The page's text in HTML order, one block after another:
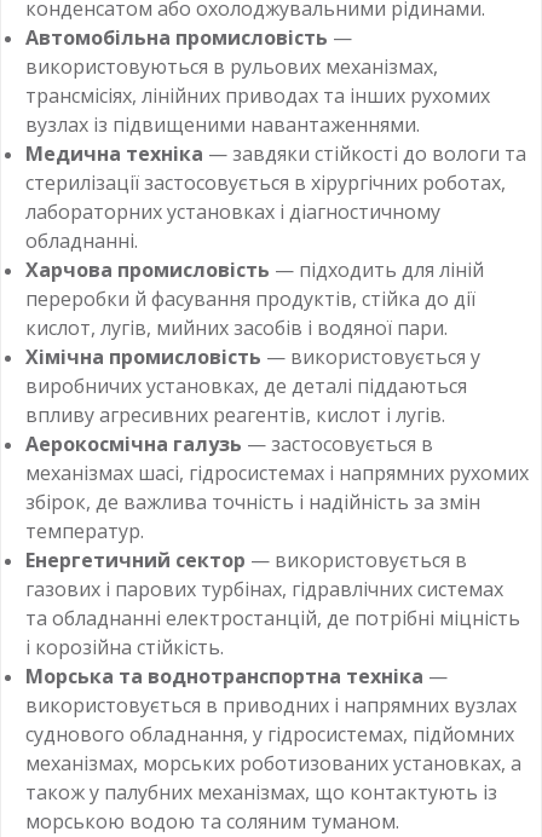
конденсатом або охолоджувальними рідинами.
Автомобільна промисловість —
використовуються в рульових механізмах,
трансмісіях, лінійних приводах та інших рухомих
вузлах із підвищеними навантаженнями.
Медична техніка — завдяки стійкості до вологи та
стерилізації застосовується в хірургічних роботах,
лабораторних установках і діагностичному
обладнанні.
Харчова промисловість — підходить для ліній
переробки й фасування продуктів, стійка до дії
кислот, лугів, мийних засобів і водяної пари.
Хімічна промисловість — використовується у
виробничих установках, де деталі піддаються
впливу агресивних реагентів, кислот і лугів.
Аерокосмічна галузь — застосовується в
механізмах шасі, гідросистемах і напрямних рухомих
збірок, де важлива точність і надійність за змін
температур.
Енергетичний сектор — використовується в
газових і парових турбінах, гідравлічних системах
та обладнанні електростанцій, де потрібні міцність
і корозійна стійкість.
Морська та воднотранспортна техніка —
використовується в приводних і напрямних вузлах
суднового обладнання, у гідросистемах, підйомних
механізмах, морських роботизованих установках, а
також у палубних механізмах, що контактують із
морською водою та соляним туманом.